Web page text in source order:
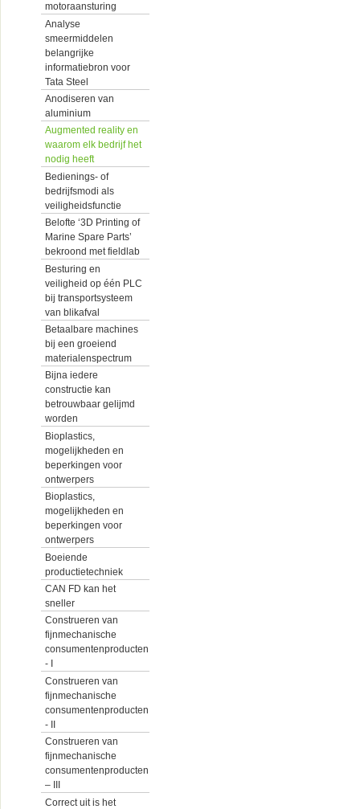
motoraansturing
Analyse
smeermiddelen
belangrijke
informatiebron voor
Tata Steel
Anodiseren van
aluminium
Augmented reality en
waarom elk bedrijf het
nodig heeft
Bedienings- of
bedrijfsmodi als
veiligheidsfunctie
Belofte ‘3D Printing of
Marine Spare Parts’
bekroond met fieldlab
Besturing en
veiligheid op één PLC
bij transportsysteem
van blikafval
Betaalbare machines
bij een groeiend
materialenspectrum
Bijna iedere
constructie kan
betrouwbaar gelijmd
worden
Bioplastics,
mogelijkheden en
beperkingen voor
ontwerpers
Bioplastics,
mogelijkheden en
beperkingen voor
ontwerpers
Boeiende
productietechniek
CAN FD kan het
sneller
Construeren van
fijnmechanische
consumentenproducten
- I
Construeren van
fijnmechanische
consumentenproducten
- II
Construeren van
fijnmechanische
consumentenproducten
– III
Correct uit is het